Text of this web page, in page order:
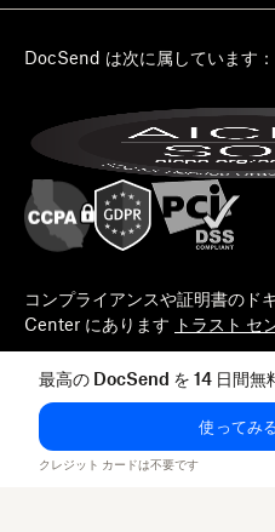
最高の DocSend を 14 日間無
使ってみ
クレジット カードは不要です
DocSend は次に属しています：
コンプライアンスや証明書の
Center にあります トラスト セ